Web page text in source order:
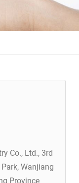
Co., Ltd., 3rd
Wanjiang
Province